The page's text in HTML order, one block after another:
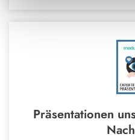
Präsentationen